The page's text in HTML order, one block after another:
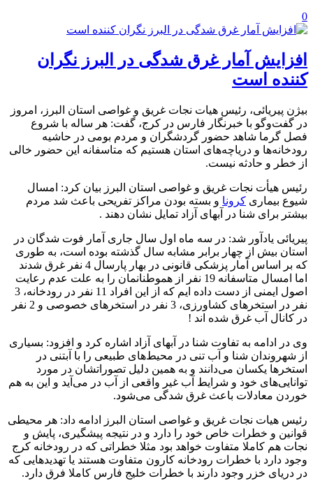
0
افزایش آمار غرق شدگی در البرز نگران
کننده است
بیژن پیریائی، رئیس هیات نجات غریق و غواصی استان البرز، امروز
در گفت‌وگو با خبرنگار فارس در کرج، گفت: هر ساله با شروع
فصل گرما شاهد حضور گردشگران و مردم بومی در حاشیه
رودخانه‌ها و دریاچه‌های استان هستیم که متاسفانه این حضور خالی
از خطر و حادثه نیست.
رئیس هیأت نجات غریق و غواصی استان البرز بیان کرد: امسال
شیوع بیماری کرونا و بسته بودن مراکز تفریحی باعث شد مردم
بیشتر برای شنا در آبهای آزاد تمایل نشان دهند .
پیریائی یادآور شد: در سه ماه اول سال جاری آمار فوت شدگان در
استان بیش از چهار برابر مشابه سال گذشته بوده است، به طوری
که بر اساس آمار پزشکی قانونی در بهار پارسال 4 نفر غرق شدند
اما امسال متاسفانه 19 نفر از هموطنانمان را به علت عدم رعایت
اصول ایمنی از دست داده ایم که از این افراد 11 نفر در رودخانه، 3
نفر در استخرهای کشاورزی، 3 نفر در استخرهای خصوصی و 2 نفر
در کانال آب غرق شده اند !
وی در ادامه به تفاوت شنا در آبهای آزاد اشاره کرد و افزود: بسیاری
از شهروندان شنا و آب تنی در محیط‌های طبیعی را با آبتنی در
استخرها یکسان می‌دانند و به همین دلیل تصوراتشان در مورد
توانایی‌های خود و شرایط آب غیر واقعی از آب در می‌آید و این به هم
خوردن معادلات باعث غرق شدگی می‌شود.
رئیس هیات نجات غریق و غواصی استان البرز ادامه داد: هر محیطی
قوانین و خطرات خاص خود را دارد و در نتیجه پیشگیری، پایش و
نجات هم کاملا متفاوت خواهد بود مثلا خطراتی که در رودخانه کرج
وجود دارد با خطرات رودخانه کارون متفاوت هستند یا تهدیدهایی که
در دریای خزر وجود دارند با خطرات خلیج فارس کاملا فرق دارد.